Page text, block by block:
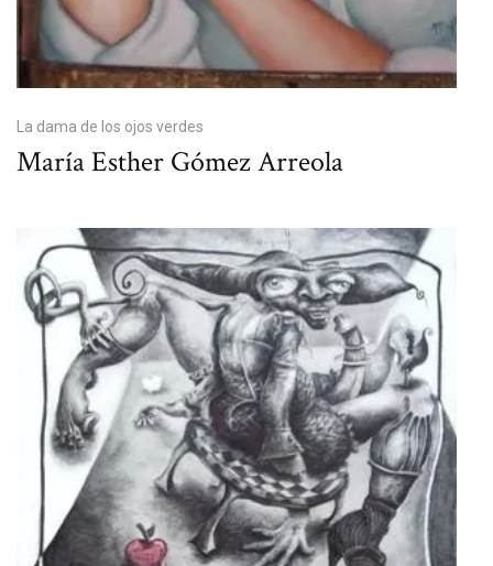
La dama de los ojos verdes
María Esther Gómez Arreola